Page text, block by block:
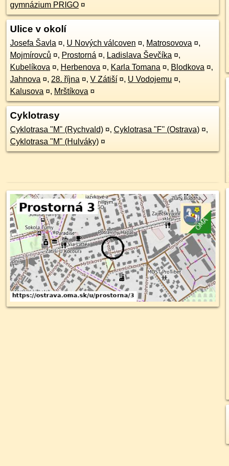
gymnázium PRIGO ¤
Ulice v okolí
Josefa Šavla ¤, U Nových válcoven ¤, Matrosovova ¤,
Mojmírovců ¤, Prostorná ¤, Ladislava Ševčíka ¤,
Kubelíkova ¤, Herbenova ¤, Karla Tomana ¤, Blodkova ¤,
Jahnova ¤, 28. října ¤, V Zátiší ¤, U Vodojemu ¤,
Kalusova ¤, Mrštíkova ¤
Cyklotrasy
Cyklotrasa "M" (Rychvald) ¤, Cyklotrasa "F" (Ostrava) ¤,
Cyklotrasa "M" (Hulváky) ¤